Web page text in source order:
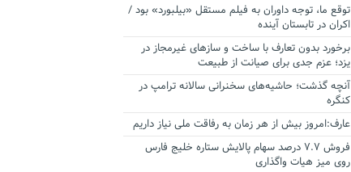
توقع ما، توجه داوران به فیلم مستقل «بیلبورد» بود /
اکران در تابستان آینده
برخورد بدون تعارف با ساخت‌ و سازهای غیرمجاز در
یزد؛ عزم جدی برای صیانت از طبیعت
آنچه گذشت؛ حاشیه‌های سخنرانی سالانه ترامپ در
کنگره
عارف:امروز بیش از هر زمان به رفاقت ملی نیاز داریم
فروش ۷.۷ درصد سهام پالایش ستاره خلیج فارس
روی میز هیات واگذاری